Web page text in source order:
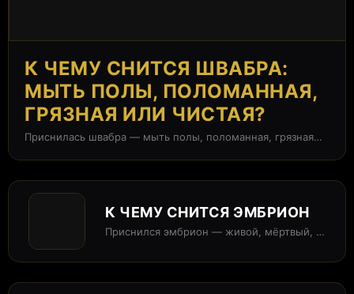
К ЧЕМУ СНИТСЯ ШВАБРА:
МЫТЬ ПОЛЫ, ПОЛОМАННАЯ,
ГРЯЗНАЯ ИЛИ ЧИСТАЯ?
Приснилась швабра — мыть полы, поломанная, грязная
К ЧЕМУ СНИТСЯ ЭМБРИОН
Приснился эмбрион — живой, мёртвый, в